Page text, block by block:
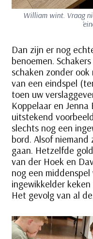
William wint. Vraag
Dan zijn er nog
benoemen.
schaken zonder
van een eindspel
toen uw
Koppelaar en
uitstekend
slechts nog een
bord. Alsof
gaan. Hetzelfde
van der Hoek en
nog een
ingewikkelder
Het gevolg van al